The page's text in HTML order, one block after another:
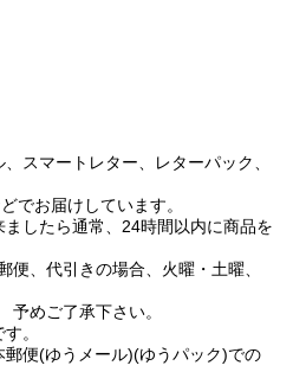
スマートレター、レターパック、
でお届けしています。
したら通常、24時間以内に商品を
、代引きの場合、火曜・土曜、
。 予めご了承下さい。
。
便(ゆうメール)(ゆうパック)での